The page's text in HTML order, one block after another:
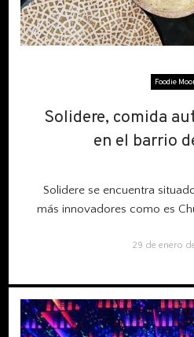
Foodie
Solidere, comida
en el barrio
Solidere, comida
en el barrio
Solidere se encuentra
más innovadores como es
29 de enero